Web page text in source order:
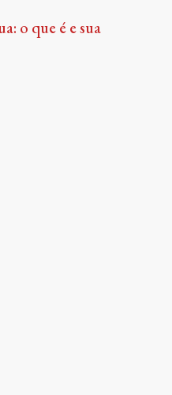
o que é e sua